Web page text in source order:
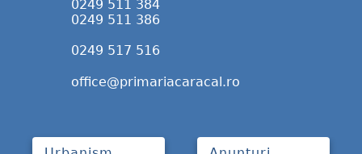
0249 511 384
0249 511 386
0249 517 516
office@primariacaracal.ro